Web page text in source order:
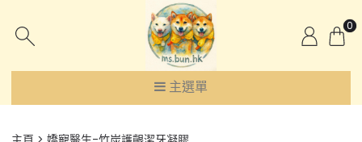
0
主選單